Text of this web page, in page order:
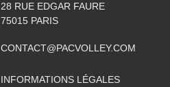
28 RUE EDGAR FAURE
75015 PARIS
CONTACT@PACVOLLEY.COM
INFORMATIONS LÉGALES